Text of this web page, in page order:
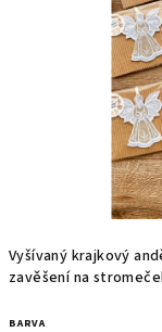
Vyšívaný krajkový
zavěšení na
BARVA